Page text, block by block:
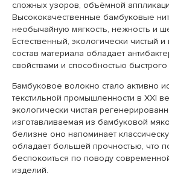
сложных узоров, объёмной
Высококачественные бамбуковые
необычайную мягкость, нежность и
Естественный, экологически чистый
состав материала обладает
свойствами и способностью
Бамбуковое волокно стало активно
текстильной промышленности в XXI
экологически чистая
изготавливаемая из бамбуковой
белизне оно напоминает
обладает большей прочностью, что
беспокоиться по поводу
изделий.